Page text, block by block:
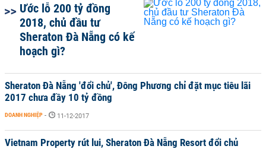
Ước lỗ 200 tỷ đồng
2018, chủ đầu tư
Sheraton Đà Nẵng có kế
hoạch gì?
Sheraton Đà Nẵng 'đổi chủ', Đông Phương chỉ đặt mục tiêu lãi
2017 chưa đầy 10 tỷ đồng
DOANH NGHIỆP - 11-12-2017
Vietnam Property rút lui, Sheraton Đà Nẵng Resort đổi chủ